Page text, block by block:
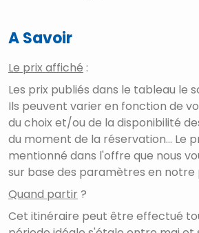
A Savoir
Le prix affiché :
Les prix publiés dans le tableau le
Ils peuvent varier en fonction de
du choix et/ou de la disponibilité
du moment de la réservation... Le
mentionné dans l'offre que nous
sur base des paramètres en notre
Quand partir ?
Cet itinéraire peut être effectué